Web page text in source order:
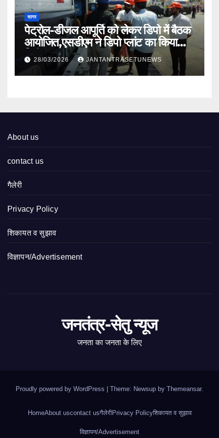
सागर
पेट्रोल-डीजल आपूर्ति को लेकर डिपो में बैठक
आयोजित,एसडीएम ने डिपो प्लांट का किया
निरीक्षण
28/03/2026 JANTANTRASETUNEWS
About us
contact us
गैलेरी
Privacy Policy
शिकायत व सुझाव
विज्ञापन/Advertisement
जनतंत्र-सेतु न्यूज
जनता का जनता के लिए
Proudly powered by WordPress Theme: Newsup by Themeansar.
HomeAbout uscontact usगैलेरीPrivacy Policyशिकायत व सुझाव
विज्ञापन/Advertisement